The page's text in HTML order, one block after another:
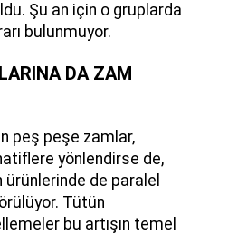
Şu an için o gruplarda
bulunmuyor.
DA ZAM
peş peşe zamlar,
yönlendirse de,
ürünlerinde de paralel
Tütün
bu artışın temel